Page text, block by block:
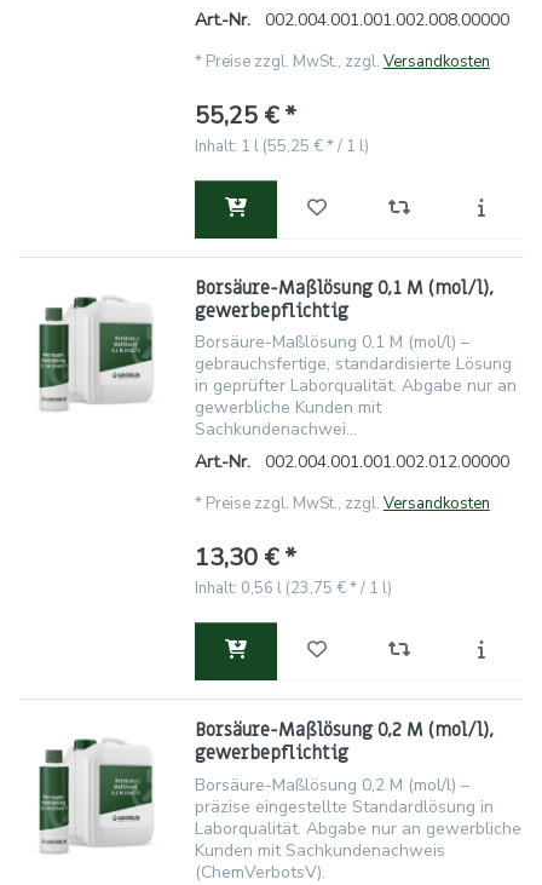
Art.-Nr.
002.004.001.001.002.008.00000
* Preise zzgl. MwSt., zzgl. Versandkosten
55,25 € *
Inhalt: 1 l (55,25 € * / 1 l)
Borsäure-Maßlösung 0,1 M (mol/l),
gewerbepflichtig
Borsäure-Maßlösung 0,1 M (mol/l) –
gebrauchsfertige, standardisierte Lösung
in geprüfter Laborqualität. Abgabe nur an
gewerbliche Kunden mit
Sachkundenachwei...
Art.-Nr.
002.004.001.001.002.012.00000
* Preise zzgl. MwSt., zzgl. Versandkosten
13,30 € *
Inhalt: 0,56 l (23,75 € * / 1 l)
Borsäure-Maßlösung 0,2 M (mol/l),
gewerbepflichtig
Borsäure-Maßlösung 0,2 M (mol/l) –
präzise eingestellte Standardlösung in
Laborqualität. Abgabe nur an gewerbliche
Kunden mit Sachkundenachweis
(ChemVerbotsV).